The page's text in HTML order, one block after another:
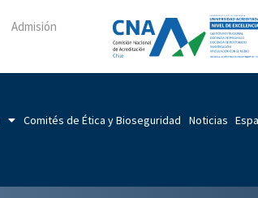
Admisión
Comités de Ética y Bioseguridad Noticias